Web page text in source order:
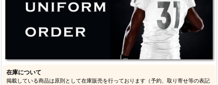
在庫について
掲載している商品は原則として在庫販売を行っております（予約、取り寄せ等の表記